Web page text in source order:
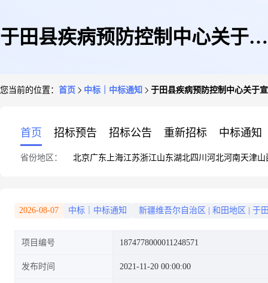
于田县疾病预防控制中心关于宣
您当前的位置： 首页 中标｜中标通知 于田县疾病预防控制中心关于
首页 招标预告 招标公告 重新招标 中标通知
省份地区： 北京广东 上海江苏浙江山东湖北四川 河北河南天津山
2026-08-07 中标｜中标通知 新疆维吾尔自治区 和田地区 于
项目编号 1874778000011248571
发布时间 2021-11-20 00:00:00